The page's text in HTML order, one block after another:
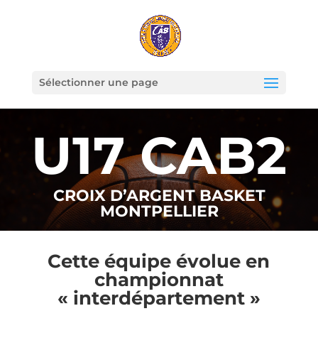
Sélectionner une page
U17 CAB2
CROIX D’ARGENT BASKET
MONTPELLIER
Cette équipe évolue en
championnat
« interdépartement »